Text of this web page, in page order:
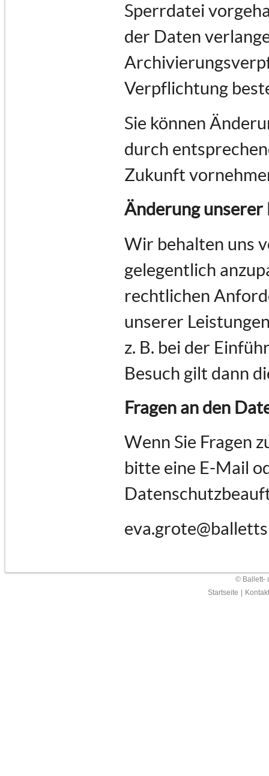
Sperrdatei
der Daten
Verpflichtung
Sie können
durch
Zukunft
Änderung
Wir behalten uns
gelegentlich
rechtlichen
unserer
z. B. bei der
Besuch gilt dann
Fragen an den
Wenn Sie Fragen
bitte eine E-Mail
© Ballett-
Startseite
Kontakt